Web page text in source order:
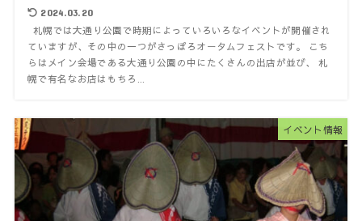
2024.03.20
札幌では大通り公園で時期によっていろいろなイベントが開催され
ていますが、その中の一つがさっぽろオータムフェストです。 こち
らはメイン会場である大通り公園の中にたくさんの出店が並び、 札
幌で有名なお店はもちろ...
イベント情報